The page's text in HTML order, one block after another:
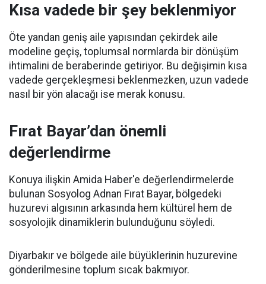
Kısa vadede bir şey beklenmiyor
Öte yandan geniş aile yapısından çekirdek aile
modeline geçiş, toplumsal normlarda bir dönüşüm
ihtimalini de beraberinde getiriyor. Bu değişimin kısa
vadede gerçekleşmesi beklenmezken, uzun vadede
nasıl bir yön alacağı ise merak konusu.
Fırat Bayar’dan önemli
değerlendirme
Konuya ilişkin Amida Haber'e değerlendirmelerde
bulunan Sosyolog Adnan Fırat Bayar, bölgedeki
huzurevi algısının arkasında hem kültürel hem de
sosyolojik dinamiklerin bulunduğunu söyledi.
Diyarbakır ve bölgede aile büyüklerinin huzurevine
gönderilmesine toplum sıcak bakmıyor.